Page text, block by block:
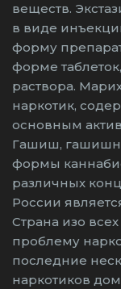
веществ.
в виде
форму
форме
раствора.
наркотик,
основным
Гашиш,
формы
различных
России
Страна изо
проблему
последние
наркотиков